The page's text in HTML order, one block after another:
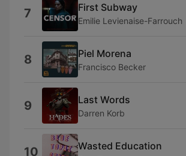
7 First Subway
Emilie Levienaise-Farrouch
8 Piel Morena
Francisco Becker
9 Last Words
Darren Korb
10 Wasted Education